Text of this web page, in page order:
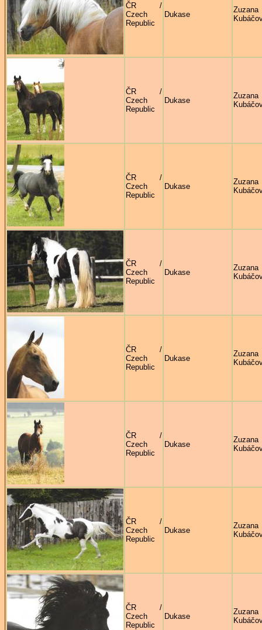
ČR /
Czech
Republic
Dukase
Zuzana
ČR /
Czech
Republic
Dukase
Zuzana
ČR /
Czech
Republic
Dukase
Zuzana
ČR /
Czech
Republic
Dukase
Zuzana
ČR /
Czech
Republic
Dukase
Zuzana
ČR /
Czech
Republic
Dukase
Zuzana
ČR /
Czech
Republic
Dukase
Zuzana
ČR /
Czech
Republic
Dukase
Zuzana